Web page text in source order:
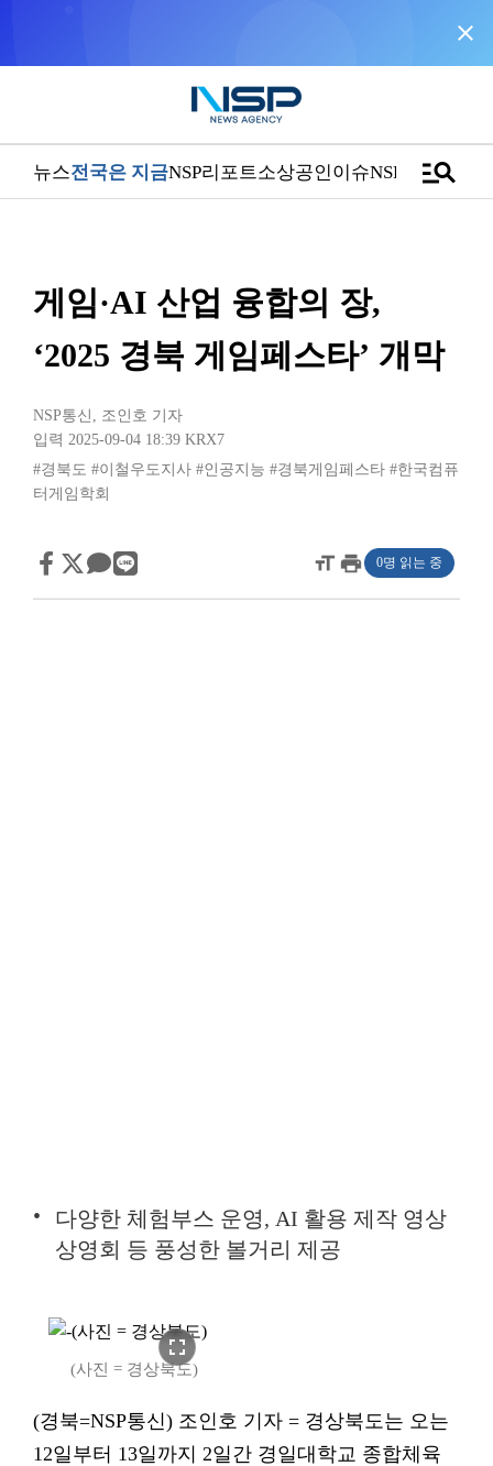
close
뉴스전국은 지금NSP리포트소상공인이슈NSPTVmanage_search
게임·AI 산업 융합의 장,
‘2025 경북 게임페스타’ 개막
NSP통신 , 조인호 기자
입력 2025-09-04 18:39 KRX7
#경북도 #이철우도지사 #인공지능 #경북게임페스타 #한국컴퓨
터게임학회
format_sizeprint 0명 읽는 중
다양한 체험부스 운영, AI 활용 제작 영상
상영회 등 풍성한 볼거리 제공
fullscreen
(사진 = 경상북도)
(경북=NSP통신) 조인호 기자 = 경상북도는 오는
12일부터 13일까지 2일간 경일대학교 종합체육